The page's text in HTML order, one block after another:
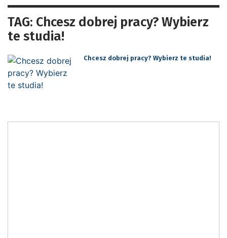
TAG: Chcesz dobrej pracy? Wybierz
te studia!
Chcesz dobrej pracy? Wybierz te studia!